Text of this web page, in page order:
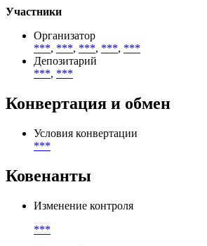
Участники
Организатор
***, ***, ***, ***, ***
Депозитарий
***, ***
Конвертация и обмен
Условия конвертации
***
Ковенанты
Изменение контроля
***